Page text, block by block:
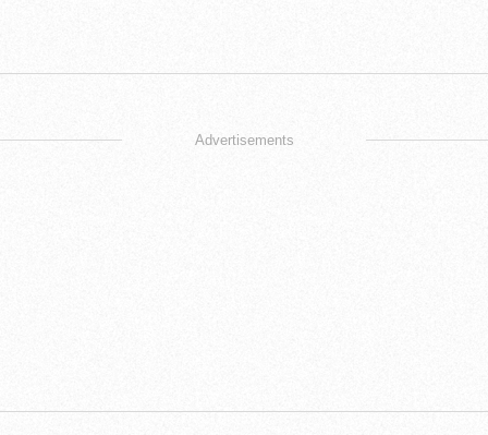
Advertisements